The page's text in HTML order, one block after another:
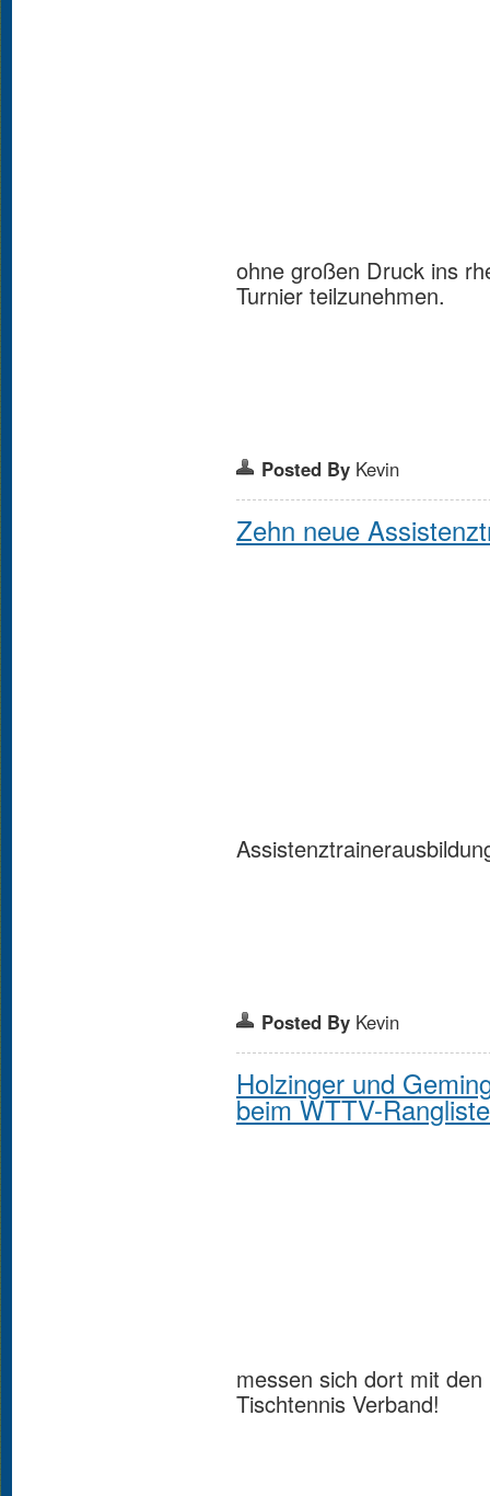
ohne großen Druck ins
Turnier teilzunehmen.
Posted By Kevin
Zehn neue
Posted By Kevin
Holzinger und
beim WTTV-
messen sich dort mit
Tischtennis Verband!